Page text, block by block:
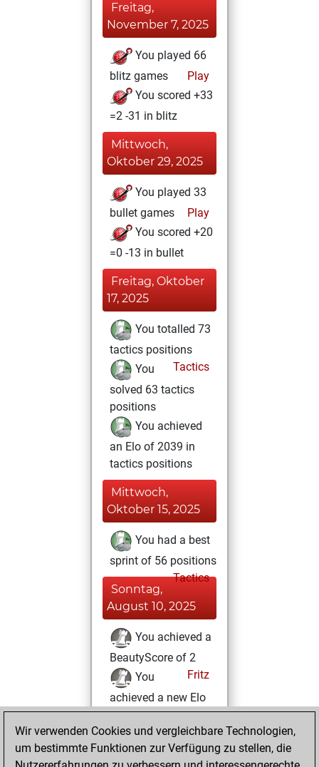
Freitag,
November 7, 2025
You played 66
blitz games
Play
You scored +33
=2 -31 in blitz
Mittwoch,
Oktober 29, 2025
You played 33
bullet games
Play
You scored +20
=0 -13 in bullet
Freitag, Oktober
17, 2025
You totalled 73
tactics positions
Tactics
You
solved 63 tactics
positions
You achieved
an Elo of 2039 in
tactics positions
Mittwoch,
Oktober 15, 2025
You had a best
sprint of 56 positions
Tactics
Sonntag,
August 10, 2025
You achieved a
BeautyScore of 2
Fritz
You
achieved a new Elo
of 1586
Samstag, Juni 24,
2023
Wir verwenden Cookies und vergleichbare Technologien,
um bestimmte Funktionen zur Verfügung zu stellen, die